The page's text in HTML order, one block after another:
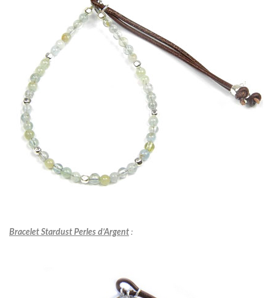
Bracelet Stardust Perles d’Argent :